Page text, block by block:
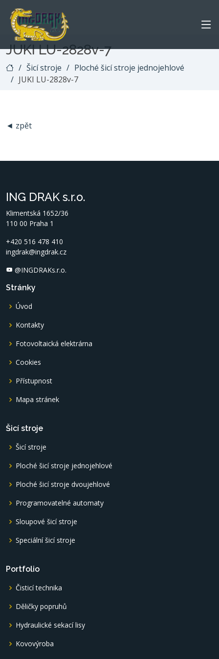
JUKI LU-2828v-7
Šicí stroje
Ploché šicí stroje jednojehlové
JUKI LU-2828v-7
◄ zpět
ING DRAK s.r.o.
Klimentská 1652/36
110 00 Praha 1
+420 516 478 410
ingdrak@ingdrak.cz
@INGDRAKs.r.o.
Stránky
Úvod
Kontakty
Fotovoltaická elektrárna
Cookies
Přístupnost
Mapa stránek
Šicí stroje
Šicí stroje
Ploché šicí stroje jednojehlové
Ploché šicí stroje dvoujehlové
Programovatelné automaty
Sloupové šicí stroje
Speciální šicí stroje
Portfolio
Čisticí technika
Děličky popruhů
Hydraulické sekací lisy
Kovovýroba